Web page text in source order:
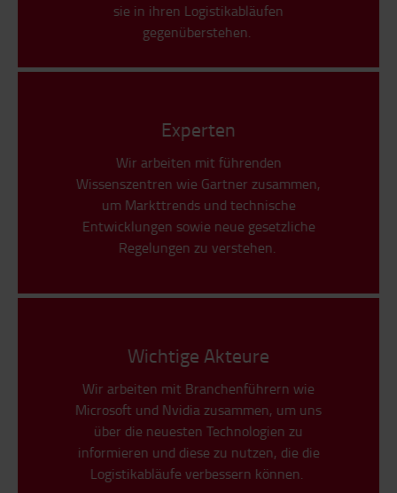
sie in ihren Logistikabläufen
gegenüberstehen.
Experten
Wir arbeiten mit führenden
Wissenszentren wie Gartner zusammen,
um Markttrends und technische
Entwicklungen sowie neue gesetzliche
Regelungen zu verstehen.
Wichtige Akteure
Wir arbeiten mit Branchenführern wie
Microsoft und Nvidia zusammen, um uns
über die neuesten Technologien zu
informieren und diese zu nutzen, die die
Logistikabläufe verbessern können.